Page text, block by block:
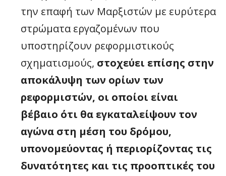
την επαφή των Μαρξιστών με ευρύτερα
στρώματα εργαζομένων που
υποστηρίζουν ρεφορμιστικούς
σχηματισμούς, στοχεύει επίσης στην
αποκάλυψη των ορίων των
ρεφορμιστών, οι οποίοι είναι
βέβαιο ότι θα εγκαταλείψουν τον
αγώνα στη μέση του δρόμου,
υπονομεύοντας ή περιορίζοντας τις
δυνατότητες και τις προοπτικές του